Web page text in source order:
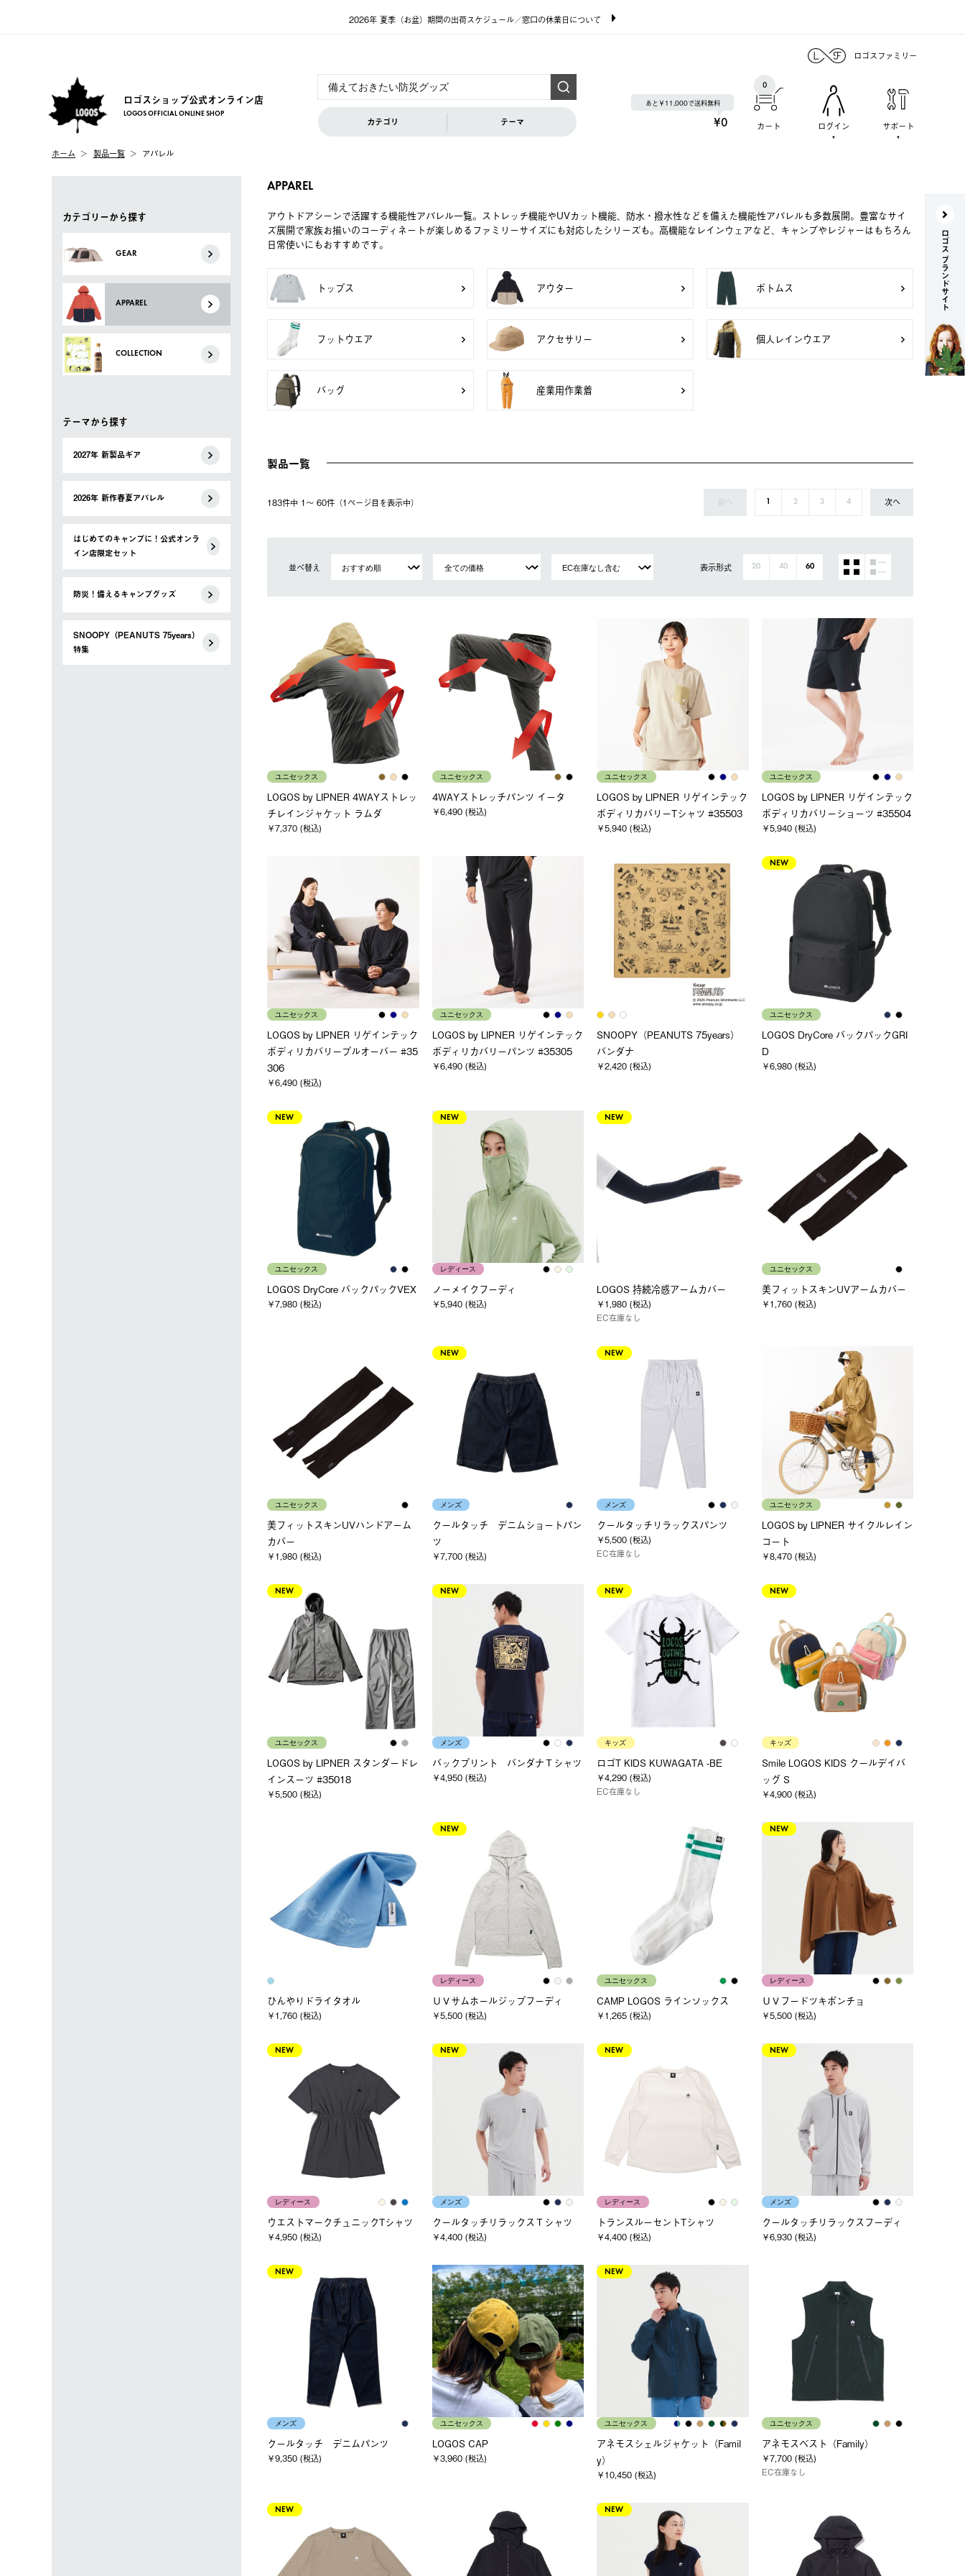
2026年 夏季（お盆）期間の出荷スケジュール／窓口の休業日について
ロゴスファミリー
ロゴスショップ公式オンライン店
LOGOS OFFICIAL ONLINE SHOP
カテゴリ テーマ
あと￥11,000で送料無料
¥0 カート
0
ログイン サポート
ホーム 製品一覧 アパレル
カテゴリーから探す
GEAR
APPAREL
COLLECTION
テーマから探す
2027年 新製品ギア
2026年 新作春夏アパレル
はじめてのキャンプに！公式オンラ
イン店限定セット
防災！備えるキャンプグッズ
SNOOPY（PEANUTS 75years）
特集
APPAREL
アウトドアシーンで活躍する機能性アパレル一覧。ストレッチ機能やUVカット機能、防水・撥水性などを備えた機能性アパレルも多数展開。豊富なサイ
ズ展開で家族お揃いのコーディネートが楽しめるファミリーサイズにも対応したシリーズも。高機能なレインウェアなど、キャンプやレジャーはもちろん
日常使いにもおすすめです。
トップス アウター ボトムス
フットウエア アクセサリー 個人レインウエア
バッグ 産業用作業着
製品一覧
183件中 1〜 60件（1ページ⽬を表⽰中） 前へ 1 2 3 4 次へ
並べ替え 表示形式 20 40 60
ユニセックス
LOGOS by LIPNER 4WAYストレッ
チレインジャケット ラムダ
￥7,370 (税込)
ユニセックス
4WAYストレッチパンツ イータ
￥6,490 (税込)
ユニセックス
LOGOS by LIPNER リゲインテック
ボディリカバリーTシャツ #35503
￥5,940 (税込)
ユニセックス
LOGOS by LIPNER リゲインテック
ボディリカバリーショーツ #35504
￥5,940 (税込)
ユニセックス
LOGOS by LIPNER リゲインテック
ボディリカバリープルオーバー #35
306
￥6,490 (税込)
ユニセックス
LOGOS by LIPNER リゲインテック
ボディリカバリーパンツ #35305
￥6,490 (税込)
SNOOPY（PEANUTS 75years）
バンダナ
￥2,420 (税込)
NEW
ユニセックス
LOGOS DryCore バックパックGRI
D
￥6,980 (税込)
NEW
ユニセックス
LOGOS DryCore バックパックVEX
￥7,980 (税込)
NEW
レディース
ノーメイクフーディ
￥5,940 (税込)
NEW
LOGOS 持続冷感アームカバー
￥1,980 (税込)
EC在庫なし
ユニセックス
美フィットスキンUVアームカバー
￥1,760 (税込)
ユニセックス
美フィットスキンUVハンドアーム
カバー
￥1,980 (税込)
NEW
メンズ
クールタッチ デニムショートパン
ツ
￥7,700 (税込)
NEW
メンズ
クールタッチリラックスパンツ
￥5,500 (税込)
EC在庫なし
ユニセックス
LOGOS by LIPNER サイクルレイン
コート
￥8,470 (税込)
NEW
ユニセックス
LOGOS by LIPNER スタンダードレ
インスーツ #35018
￥5,500 (税込)
NEW
メンズ
バックプリント バンダナＴシャツ
￥4,950 (税込)
NEW
キッズ
ロゴT KIDS KUWAGATA -BE
￥4,290 (税込)
EC在庫なし
NEW
キッズ
Smile LOGOS KIDS クールデイバ
ッグ S
￥4,900 (税込)
ひんやりドライタオル
￥1,760 (税込)
NEW
レディース
ＵＶサムホールジップフーディ
￥5,500 (税込)
ユニセックス
CAMP LOGOS ラインソックス
￥1,265 (税込)
NEW
レディース
ＵＶフードツキポンチョ
￥5,500 (税込)
NEW
レディース
ウエストマークチュニックTシャツ
￥4,950 (税込)
NEW
メンズ
クールタッチリラックスＴシャツ
￥4,400 (税込)
NEW
レディース
トランスルーセントTシャツ
￥4,400 (税込)
NEW
メンズ
クールタッチリラックスフーディ
￥6,930 (税込)
NEW
メンズ
クールタッチ デニムパンツ
￥9,350 (税込)
ユニセックス
LOGOS CAP
￥3,960 (税込)
NEW
ユニセックス
アネモスシェルジャケット（Famil
y）
￥10,450 (税込)
ユニセックス
アネモスベスト（Family）
￥7,700 (税込)
EC在庫なし
NEW NEW
ロゴス ブランドサイト